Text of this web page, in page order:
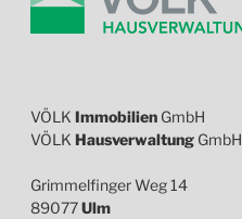
VÖLK Immobilien GmbH
VÖLK Hausverwaltung GmbH
Grimmelfinger Weg 14
89077Ulm